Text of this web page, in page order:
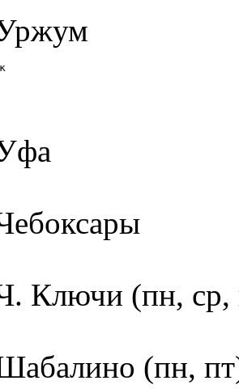
Ключи (пн, ср,
(пн,